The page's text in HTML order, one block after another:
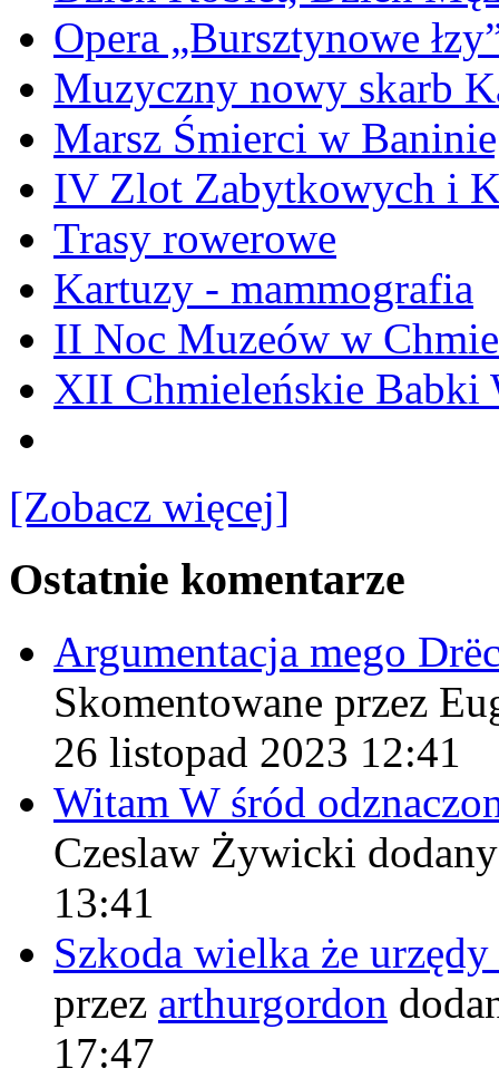
Opera „Bursztynowe
Muzyczny nowy skarb
Marsz Śmierci w
IV Zlot Zabytkowych i
Trasy rowerowe
Kartuzy - mammografia
II Noc Muzeów w
XII Chmieleńskie Babki
[Zobacz więcej]
Ostatnie komentarze
Argumentacja mego
Skomentowane przez
26 listopad 2023 12:41
Witam W śród
Czeslaw Żywicki
13:41
Szkoda wielka że
przez arthurgordon
17:47